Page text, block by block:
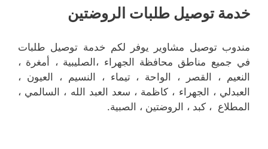
خدمة توصيل طلبات الروضتين
مندوب توصيل مشاوير يوفر لكم خدمة توصيل طلبات
في جميع مناطق محافظة الجهراء ،الصليبية ، أمغرة ،
النعيم ، القصر ، الواحة ، تيماء ، النسيم ، العيون ،
العبدلي ، الجهراء ، كاظمة ، سعد العبد الله ، السالمي ،
المطلاع ، كبد ، الروضتين ، الصبية.